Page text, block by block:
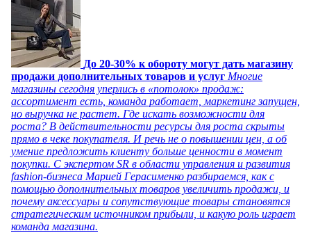
До 20-30% к обороту могут дать магазину
продажи дополнительных товаров и услуг Многие
магазины сегодня уперлись в «потолок» продаж:
ассортимент есть, команда работает, маркетинг запущен,
но выручка не растет. Где искать возможности для
роста? В действительности ресурсы для роста скрыты
прямо в чеке покупателя. И речь не о повышении цен, а об
умение предложить клиенту больше ценности в момент
покупки. С экспертом SR в области управления и развития
fashion-бизнеса Марией Герасименко разбираемся, как с
помощью дополнительных товаров увеличить продажи, и
почему аксессуары и сопутствующие товары становятся
стратегическим источником прибыли, и какую роль играет
команда магазина.